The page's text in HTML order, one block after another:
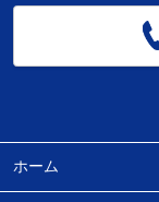
ホーム